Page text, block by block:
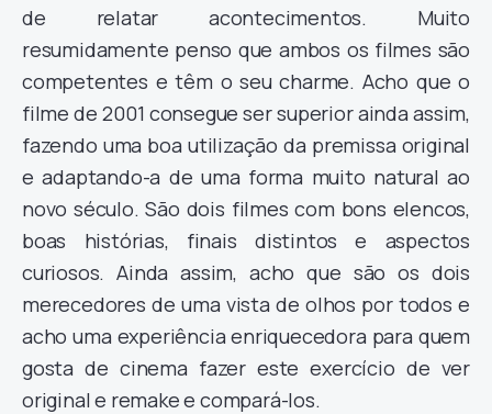
de relatar acontecimentos. Muito
resumidamente penso que ambos os filmes são
competentes e têm o seu charme. Acho que o
filme de 2001 consegue ser superior ainda assim,
fazendo uma boa utilização da premissa original
e adaptando-a de uma forma muito natural ao
novo século. São dois filmes com bons elencos,
boas histórias, finais distintos e aspectos
curiosos. Ainda assim, acho que são os dois
merecedores de uma vista de olhos por todos e
acho uma experiência enriquecedora para quem
gosta de cinema fazer este exercício de ver
original e remake e compará-los.